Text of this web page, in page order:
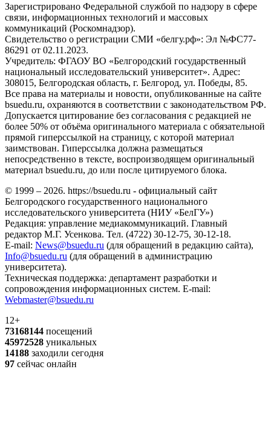
Зарегистрировано Федеральной службой по надзору в сфере
связи, информационных технологий и массовых
коммуникаций (Роскомнадзор).
Свидетельство о регистрации СМИ «белгу.рф»: Эл №ФС77-
86291 от 02.11.2023.
Учредитель: ФГАОУ ВО «Белгородский государственный
национальный исследовательский университет». Адрес:
308015, Белгородская область, г. Белгород, ул. Победы, 85.
Все права на материалы и новости, опубликованные на сайте
bsuedu.ru, охраняются в соответствии с законодательством РФ.
Допускается цитирование без согласования с редакцией не
более 50% от объёма оригинального материала с обязательной
прямой гиперссылкой на страницу, с которой материал
заимствован. Гиперссылка должна размещаться
непосредственно в тексте, воспроизводящем оригинальный
материал bsuedu.ru, до или после цитируемого блока.
© 1999 – 2026. https://bsuedu.ru - официальный сайт
Белгородского государственного национального
исследовательского университета (НИУ «БелГУ»)
Редакция: управление медиакоммуникаций. Главный
редактор М.Г. Усенкова. Тел. (4722) 30-12-75, 30-12-18.
E-mail: News@bsuedu.ru (для обращений в редакцию сайта),
Info@bsuedu.ru (для обращений в администрацию
университета).
Техническая поддержка: департамент разработки и
сопровождения информационных систем. E-mail:
Webmaster@bsuedu.ru
12+
73168144 посещений
45972528 уникальных
14188 заходили сегодня
97 сейчас онлайн